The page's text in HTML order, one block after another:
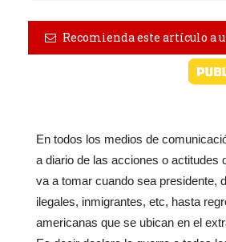
Recomienda este artículo a
En todos los medios de
a diario de las acciones o actitudes
va a tomar cuando sea presidente,
ilegales, inmigrantes, etc, hasta
americanas que se ubican en el